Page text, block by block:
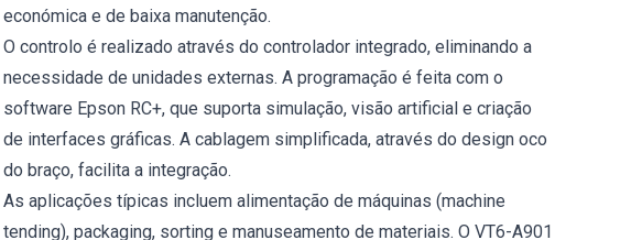
económica e de baixa manutenção.
O controlo é realizado através do controlador integrado, eliminando a
necessidade de unidades externas. A programação é feita com o
software Epson RC+, que suporta simulação, visão artificial e criação
de interfaces gráficas. A cablagem simplificada, através do design oco
do braço, facilita a integração.
As aplicações típicas incluem alimentação de máquinas (machine
tending), packaging, sorting e manuseamento de materiais. O VT6-A901